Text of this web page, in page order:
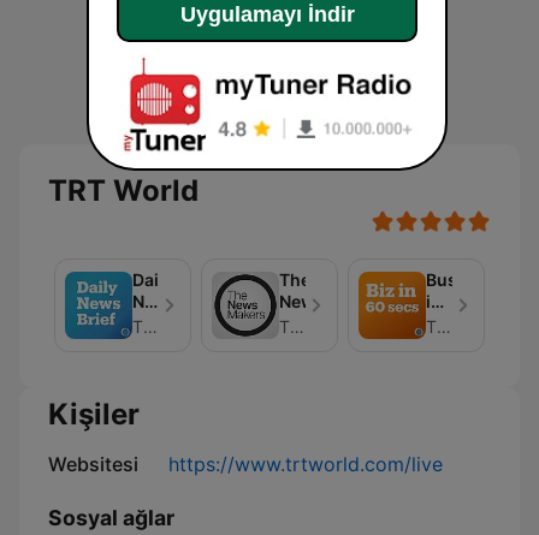
TRT World
Daily
News
Brief
TRT World
The
Newsmakers
TRT World
Business
in
60TRT World
Kişiler
Websitesi https://www.trtworld.com/live
Sosyal ağlar
Uygulamayı İndir